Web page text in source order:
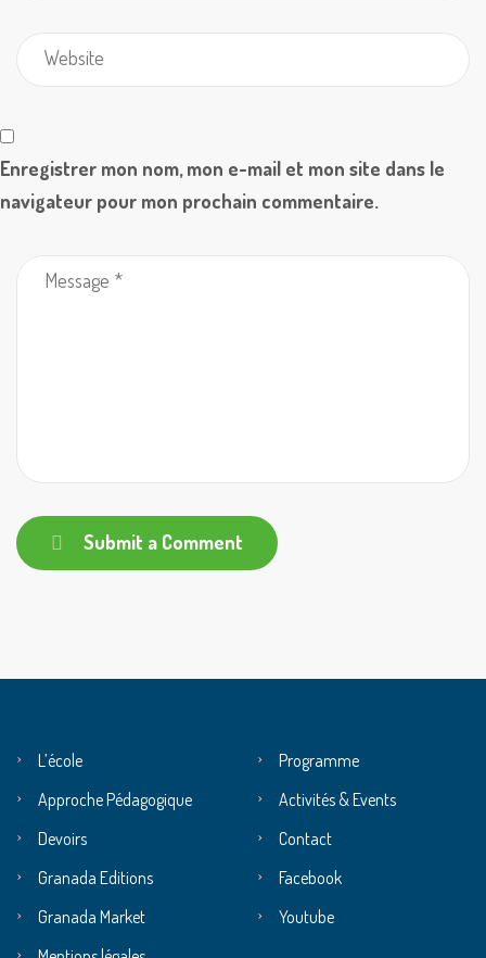
Enregistrer mon nom, mon e-mail et mon site dans le
navigateur pour mon prochain commentaire.
Submit a Comment
L’école
Programme
Approche Pédagogique
Activités & Events
Devoirs
Contact
Granada Editions
Facebook
Granada Market
Youtube